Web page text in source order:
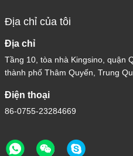
Địa chỉ của tôi
Địa chỉ
Tầng 10, tòa nhà Kingsino, quận
thành phố Thâm Quyến, Trung
Điện thoại
86-0755-23284669